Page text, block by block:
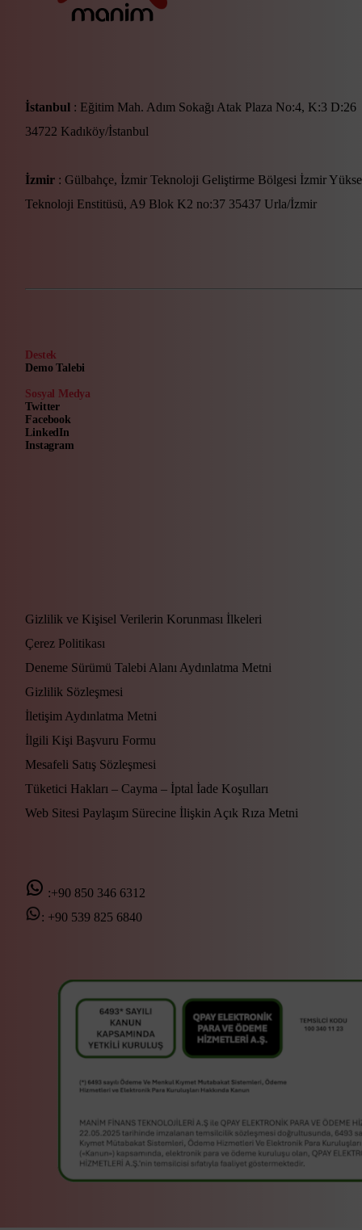
İstanbul : Eğitim Mah. Adım Sokağı Atak Plaza No:4, K:3 D:26
34722 Kadıköy/İstanbul
İzmir : Gülbahçe, İzmir Teknoloji Geliştirme Bölgesi İzmir
Teknoloji Enstitüsü, A9 Blok K2 no:37 35437 Urla/İzmir
Destek
Demo Talebi
Sosyal Medya
Twitter
Facebook
LinkedIn
Instagram
Gizlilik ve Kişisel Verilerin Korunması İlkeleri
Çerez Politikası
Deneme Sürümü Talebi Alanı Aydınlatma Metni
Gizlilik Sözleşmesi
İletişim Aydınlatma Metni
İlgili Kişi Başvuru Formu
Mesafeli Satış Sözleşmesi
Tüketici Hakları – Cayma – İptal İade Koşulları
Web Sitesi Paylaşım Sürecine İlişkin Açık Rıza Metni
:+90 850 346 6312
: +90 539 825 6840